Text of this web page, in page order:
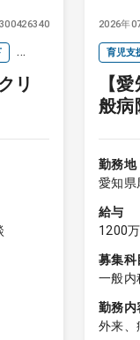
300426340
リ
2026年
育児支
【
般病
勤務地
愛知県
給与
1200
募集科
一般内
勤務内
外来、